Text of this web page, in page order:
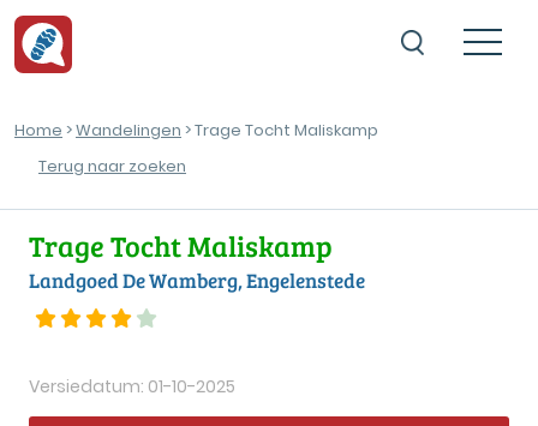
Home >Wandelingen > Trage Tocht Maliskamp
Terug naar zoeken
Trage Tocht Maliskamp
Landgoed De Wamberg, Engelenstede
Versiedatum: 01-10-2025